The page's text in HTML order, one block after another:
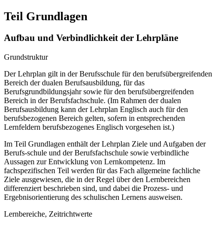
Teil Grundlagen
Aufbau und Verbindlichkeit der Lehrpläne
Grundstruktur
Der Lehrplan gilt in der Berufsschule für den berufsübergreifenden
Bereich der dualen Berufsausbildung, für das
Berufsgrundbildungsjahr sowie für den berufsübergreifenden
Bereich in der Berufsfachschule. (Im Rahmen der dualen
Berufsausbildung kann der Lehrplan Englisch auch für den
berufsbezogenen Bereich gelten, sofern in entsprechenden
Lernfeldern berufsbezogenes Englisch vorgesehen ist.)
Im Teil Grundlagen enthält der Lehrplan Ziele und Aufgaben der
Berufs-schule und der Berufsfachschule sowie verbindliche
Aussagen zur Entwicklung von Lernkompetenz. Im
fachspezifischen Teil werden für das Fach allgemeine fachliche
Ziele ausgewiesen, die in der Regel über den Lernbereichen
differenziert beschrieben sind, und dabei die Prozess- und
Ergebnisorientierung des schulischen Lernens ausweisen.
Lernbereiche, Zeitrichtwerte